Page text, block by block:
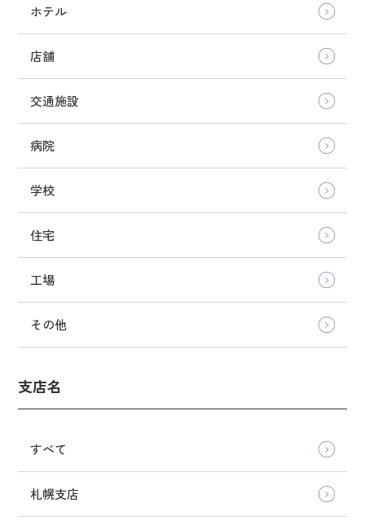
ホテル
店舗
交通施設
病院
学校
住宅
工場
その他
支店名
すべて
札幌支店